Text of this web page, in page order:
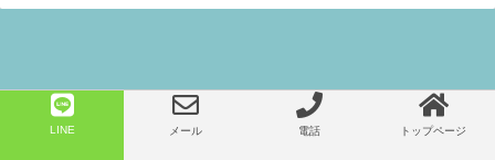
LINE メール 電話 トップページ
Copyright© 50代からのファッション セレクトショップネオのブログ, 2026 All
Rights Reserved.